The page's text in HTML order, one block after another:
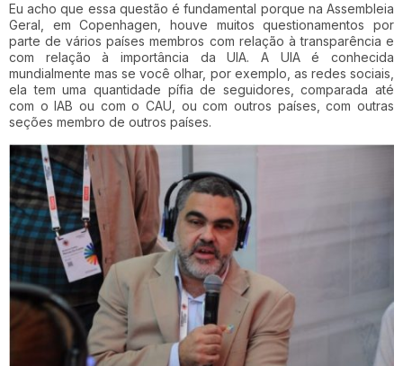
Eu acho que essa questão é fundamental porque na Assembleia
Geral, em Copenhagen, houve muitos questionamentos por
parte de vários países membros com relação à transparência e
com relação à importância da UIA. A UIA é conhecida
mundialmente mas se você olhar, por exemplo, as redes sociais,
ela tem uma quantidade pífia de seguidores, comparada até
com o IAB ou com o CAU, ou com outros países, com outras
seções membro de outros países.